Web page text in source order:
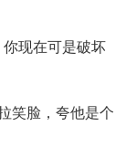
现在可是破坏
笑脸，夸他是个